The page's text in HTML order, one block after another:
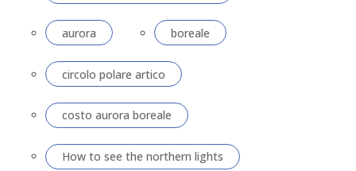
aurora boreale
circolo polare artico
costo aurora boreale
How to see the northern lights